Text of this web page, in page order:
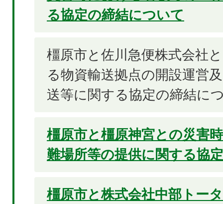
る協定の締結について
橿原市と佐川急便株式会社
る物資輸送拠点の開設運営
送等に関する協定の締結に
橿原市と橿原神宮との災害
難場所等の提供に関する協
橿原市と株式会社中部トー